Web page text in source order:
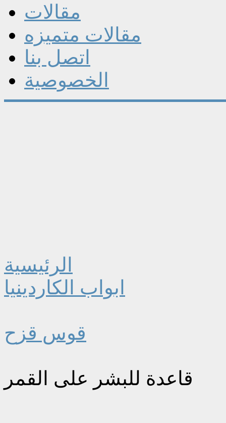
مقالات
مقالات متميزه
اتصل بنا
الخصوصية
الرئيسية
ابواب الكاردينيا
قوس قزح
قاعدة للبشر على القمر